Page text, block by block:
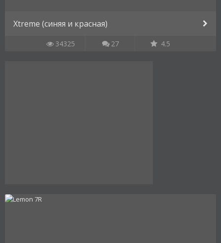
Xtreme (синяя и красная)
34325 27 4.5